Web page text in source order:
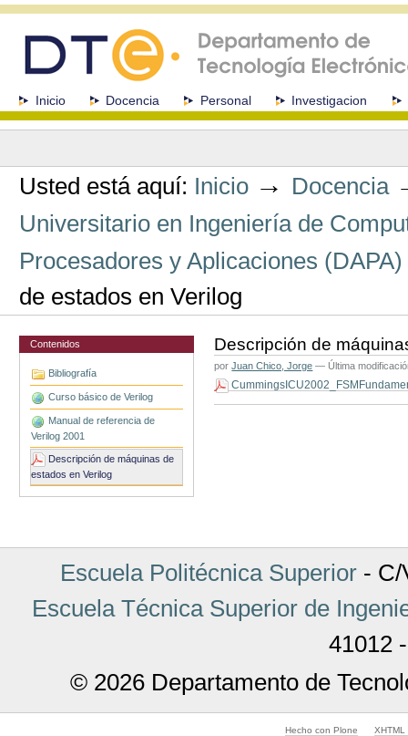
navegación
SeccionesInicio Docencia Personal Investigacion
Herramientas
Usted está aquí: Inicio → Docencia
Universitario en Ingeniería de
Procesadores y Aplicaciones (DAPA)
de estados en Verilog
Contenidos
Bibliografía
Curso básico de Verilog
Manual de referencia de
Verilog 2001
Descripción de máquinas de
estados en Verilog
Descripción de
porJuan Chico, Jorge — Última
Escuela Politécnica Superior- C/
Escuela Técnica Superior de
41012
© 2026 Departamento de
Hecho con Plone XHTML